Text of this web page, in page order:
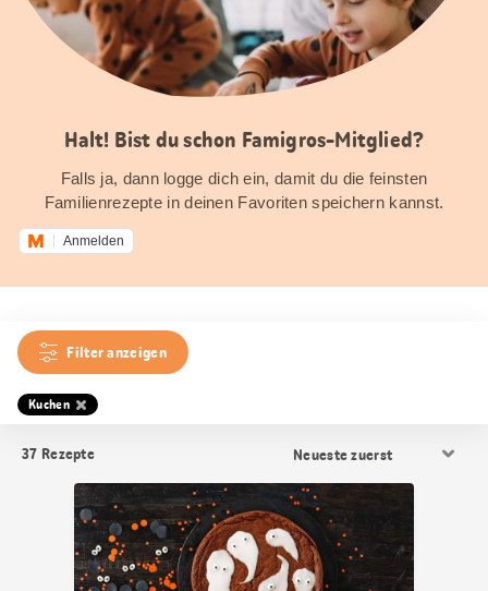
Halt! Bist du schon Famigros-Mitglied?
Falls ja, dann logge dich ein, damit du die feinsten
Familienrezepte in deinen Favoriten speichern kannst.
Anmelden
Filter anzeigen
Kuchen
37 Rezepte
Sortierung